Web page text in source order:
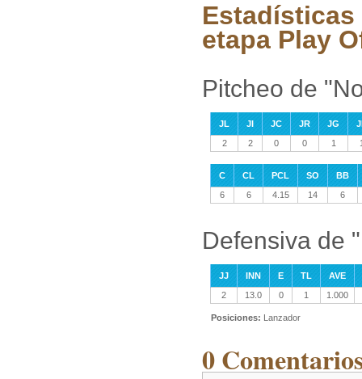
Estadísticas
etapa Play
Pitcheo de
JL JI JC JR JG
2
2 0 0 1
C CL PCL SO
BB
6
6 4.15 14 6
Defensiva de
JJ INN E TL
AVE
2
13.0 0 1 1.000
Posiciones: Lanzador
0